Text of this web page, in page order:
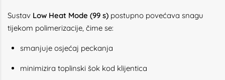
Sustav Low Heat Mode (99 s) postupno povećava snagu
tijekom polimerizacije, čime se:
smanjuje osjećaj peckanja
minimizira toplinski šok kod klijentica